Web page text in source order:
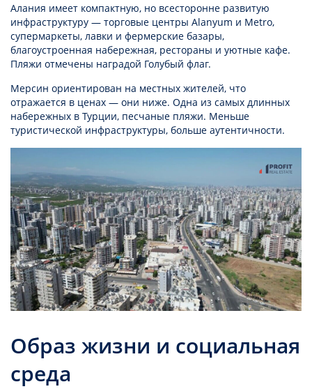
Алания имеет компактную, но всесторонне развитую
инфраструктуру — торговые центры Alanyum и Metro,
супермаркеты, лавки и фермерские базары,
благоустроенная набережная, рестораны и уютные кафе.
Пляжи отмечены наградой Голубый флаг.
Мерсин ориентирован на местных жителей, что
отражается в ценах — они ниже. Одна из самых длинных
набережных в Турции, песчаные пляжи. Меньше
туристической инфраструктуры, больше аутентичности.
Образ жизни и социальная
среда